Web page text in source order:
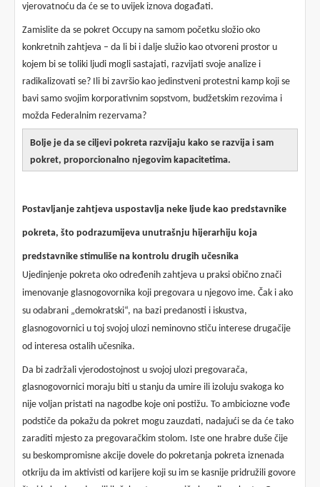
vjerovatnoću da će se to uvijek iznova događati.
Zamislite da se pokret Occupy na samom početku složio oko
konkretnih zahtjeva – da li bi i dalje služio kao otvoreni prostor u
kojem bi se toliki ljudi mogli sastajati, razvijati svoje analize i
radikalizovati se? Ili bi završio kao jedinstveni protestni kamp koji se
bavi samo svojim korporativnim sopstvom, budžetskim rezovima i
možda Federalnim rezervama?
Bolje je da se ciljevi pokreta razvijaju kako se razvija i sam
pokret, proporcionalno njegovim kapacitetima.
Postavljanje zahtjeva uspostavlja neke ljude kao predstavnike
pokreta, što podrazumijeva unutrašnju hijerarhiju koja
predstavnike stimuliše na kontrolu drugih učesnika
Ujedinjenje pokreta oko određenih zahtjeva u praksi obično znači
imenovanje glasnogovornika koji pregovara u njegovo ime. Čak i ako
su odabrani „demokratski“, na bazi predanosti i iskustva,
glasnogovornici u toj svojoj ulozi neminovno stiču interese drugačije
od interesa ostalih učesnika.
Da bi zadržali vjerodostojnost u svojoj ulozi pregovarača,
glasnogovornici moraju biti u stanju da umire ili izoluju svakoga ko
nije voljan pristati na nagodbe koje oni postižu. To ambiciozne vođe
podstiče da pokažu da pokret mogu zauzdati, nadajući se da će tako
zaraditi mjesto za pregovaračkim stolom. Iste one hrabre duše čije
su beskompromisne akcije dovele do pokretanja pokreta iznenada
otkriju da im aktivisti od karijere koji su im se kasnije pridružili govore